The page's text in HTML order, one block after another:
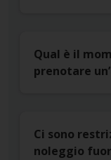
Qual è il
prenotare
Ci sono
noleggio